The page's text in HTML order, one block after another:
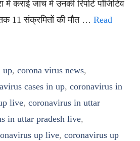
कराई जांच में उनकी रिपोर्ट पॉजिटिव
11 संक्रमितों की मौत … Read
up, corona virus news,
cases in up, coronavirus in
live, coronavirus in uttar
in uttar pradesh live,
up live, coronavirus up